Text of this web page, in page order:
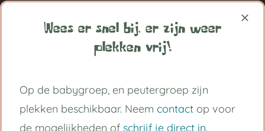
Volg ons op:
Handige links
Kinderdagverblijf Utrecht Centrum
Wees er snel bij, er zijn weer
plekken vrij!
Op de babygroep, en peutergroep zijn
plekken beschikbaar. Neem contact op voor
de mogelijkheden of schrijf je direct in.